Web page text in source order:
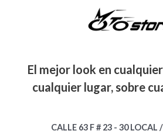
El mejor look en
cualquier lugar, sobre
CALLE 63 F # 23 - 30 LOCAL